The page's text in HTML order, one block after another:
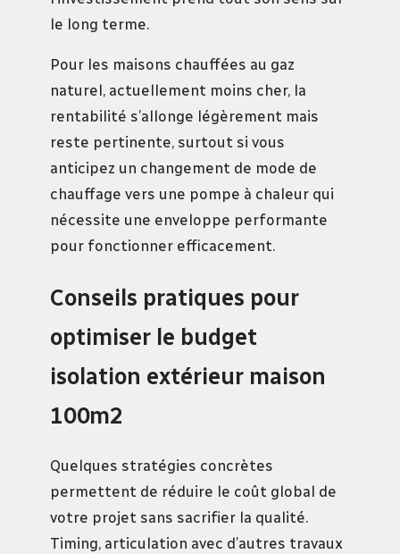
le long terme.
Pour les maisons chauffées au gaz
naturel, actuellement moins cher, la
rentabilité s’allonge légèrement mais
reste pertinente, surtout si vous
anticipez un changement de mode de
chauffage vers une pompe à chaleur qui
nécessite une enveloppe performante
pour fonctionner efficacement.
Conseils pratiques pour
optimiser le budget
isolation extérieur maison
100m2
Quelques stratégies concrètes
permettent de réduire le coût global de
votre projet sans sacrifier la qualité.
Timing, articulation avec d’autres travaux